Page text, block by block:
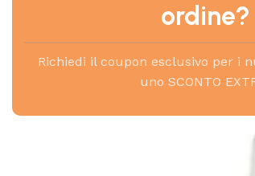
ordine?
Richiedi il coupon esclusivo per i
uno SCONTO